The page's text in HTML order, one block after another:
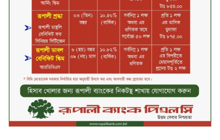
জীবননগর সীমান্ত দিয়ে ভারতে অবৈধ
অনুপ্রবেশের সময় ৮ বাংলাদেশি নারী
আটক